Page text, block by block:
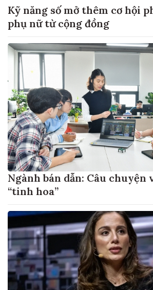
Kỹ năng số mở thêm cơ hội
phụ nữ từ cộng đồng
Ngành bán dẫn: Câu chuyện
“tinh hoa”